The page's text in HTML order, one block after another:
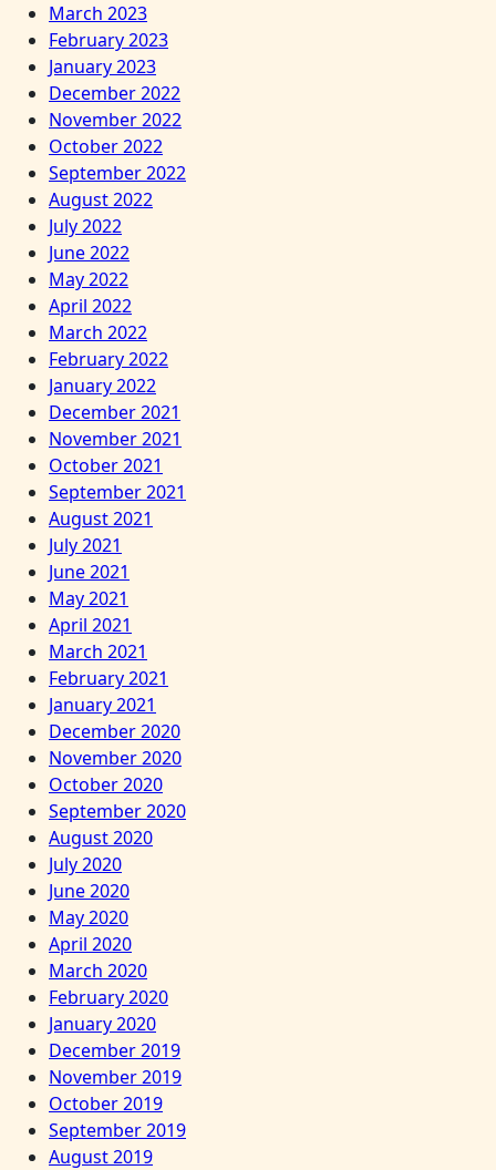
March 2023
February 2023
January 2023
December 2022
November 2022
October 2022
September 2022
August 2022
July 2022
June 2022
May 2022
April 2022
March 2022
February 2022
January 2022
December 2021
November 2021
October 2021
September 2021
August 2021
July 2021
June 2021
May 2021
April 2021
March 2021
February 2021
January 2021
December 2020
November 2020
October 2020
September 2020
August 2020
July 2020
June 2020
May 2020
April 2020
March 2020
February 2020
January 2020
December 2019
November 2019
October 2019
September 2019
August 2019